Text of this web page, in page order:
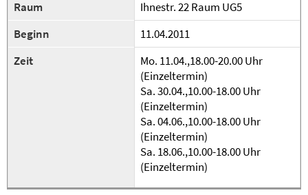
Raum
Ihnestr. 22 Raum UG5
Beginn
11.04.2011
Zeit
Mo. 11.04.,18.00-20.00 Uhr
(Einzeltermin)
Sa. 30.04.,10.00-18.00 Uhr
(Einzeltermin)
Sa. 04.06.,10.00-18.00 Uhr
(Einzeltermin)
Sa. 18.06.,10.00-18.00 Uhr
(Einzeltermin)